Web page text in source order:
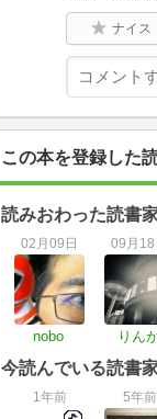
ナイス
この本を登録した
読みおわった読書
02月09日
nobo
09月18
りん
今読んでいる読書
1年前 5年前